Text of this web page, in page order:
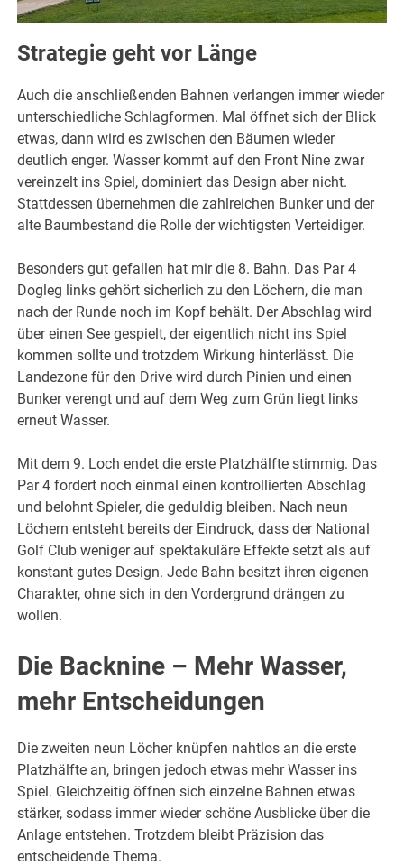
Strategie geht vor Länge
Auch die anschließenden Bahnen verlangen immer wieder
unterschiedliche Schlagformen. Mal öffnet sich der Blick
etwas, dann wird es zwischen den Bäumen wieder
deutlich enger. Wasser kommt auf den Front Nine zwar
vereinzelt ins Spiel, dominiert das Design aber nicht.
Stattdessen übernehmen die zahlreichen Bunker und der
alte Baumbestand die Rolle der wichtigsten Verteidiger.
Besonders gut gefallen hat mir die 8. Bahn. Das Par 4
Dogleg links gehört sicherlich zu den Löchern, die man
nach der Runde noch im Kopf behält. Der Abschlag wird
über einen See gespielt, der eigentlich nicht ins Spiel
kommen sollte und trotzdem Wirkung hinterlässt. Die
Landezone für den Drive wird durch Pinien und einen
Bunker verengt und auf dem Weg zum Grün liegt links
erneut Wasser.
Mit dem 9. Loch endet die erste Platzhälfte stimmig. Das
Par 4 fordert noch einmal einen kontrollierten Abschlag
und belohnt Spieler, die geduldig bleiben. Nach neun
Löchern entsteht bereits der Eindruck, dass der National
Golf Club weniger auf spektakuläre Effekte setzt als auf
konstant gutes Design. Jede Bahn besitzt ihren eigenen
Charakter, ohne sich in den Vordergrund drängen zu
wollen.
Die Backnine – Mehr Wasser,
mehr Entscheidungen
Die zweiten neun Löcher knüpfen nahtlos an die erste
Platzhälfte an, bringen jedoch etwas mehr Wasser ins
Spiel. Gleichzeitig öffnen sich einzelne Bahnen etwas
stärker, sodass immer wieder schöne Ausblicke über die
Anlage entstehen. Trotzdem bleibt Präzision das
entscheidende Thema.